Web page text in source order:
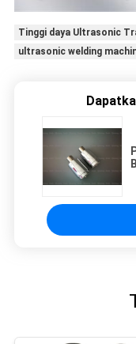
Tinggi daya Ultrasonic
ultrasonic welding